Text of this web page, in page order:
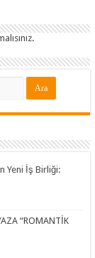
.
Yeni İş Birliği:
“ROMANTİK